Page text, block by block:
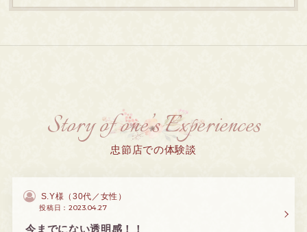
Story of one’s Experiences
忠節店での体験談
S.Y様（ 30代 女性 ）
投稿日：2023.04.27
今までにない透明感！！